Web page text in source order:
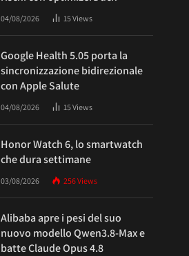
04/08/2026 15Views
Google Health 5.05 porta la
sincronizzazione bidirezionale
con Apple Salute
04/08/2026 15Views
Honor Watch 6, lo smartwatch
che dura settimane
03/08/2026 256Views
Alibaba apre i pesi del suo
nuovo modello Qwen3.8-Max e
batte Claude Opus 4.8